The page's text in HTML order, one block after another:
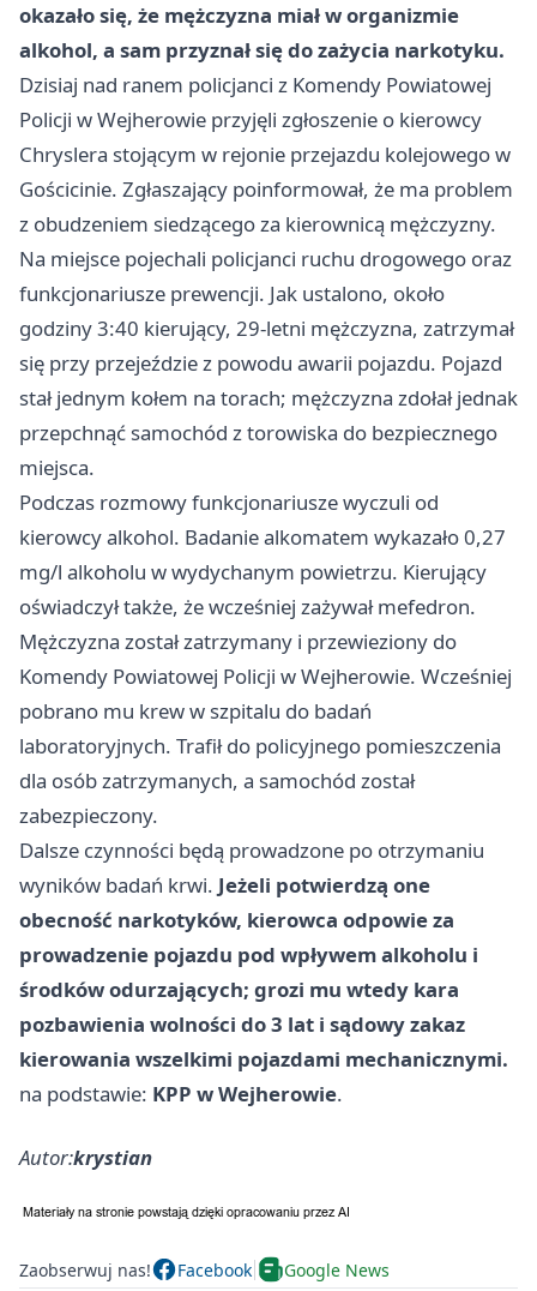
okazało się, że mężczyzna miał w organizmie
alkohol, a sam przyznał się do zażycia narkotyku.
Dzisiaj nad ranem policjanci z Komendy Powiatowej
Policji w Wejherowie przyjęli zgłoszenie o kierowcy
Chryslera stojącym w rejonie przejazdu kolejowego w
Gościcinie. Zgłaszający poinformował, że ma problem
z obudzeniem siedzącego za kierownicą mężczyzny.
Na miejsce pojechali policjanci ruchu drogowego oraz
funkcjonariusze prewencji. Jak ustalono, około
godziny 3:40 kierujący, 29-letni mężczyzna, zatrzymał
się przy przejeździe z powodu awarii pojazdu. Pojazd
stał jednym kołem na torach; mężczyzna zdołał jednak
przepchnąć samochód z torowiska do bezpiecznego
miejsca.
Podczas rozmowy funkcjonariusze wyczuli od
kierowcy alkohol. Badanie alkomatem wykazało 0,27
mg/l alkoholu w wydychanym powietrzu. Kierujący
oświadczył także, że wcześniej zażywał mefedron.
Mężczyzna został zatrzymany i przewieziony do
Komendy Powiatowej Policji w Wejherowie. Wcześniej
pobrano mu krew w szpitalu do badań
laboratoryjnych. Trafił do policyjnego pomieszczenia
dla osób zatrzymanych, a samochód został
zabezpieczony.
Dalsze czynności będą prowadzone po otrzymaniu
wyników badań krwi. Jeżeli potwierdzą one
obecność narkotyków, kierowca odpowie za
prowadzenie pojazdu pod wpływem alkoholu i
środków odurzających; grozi mu wtedy kara
pozbawienia wolności do 3 lat i sądowy zakaz
kierowania wszelkimi pojazdami mechanicznymi.
na podstawie: KPP w Wejherowie.
Autor:krystian
Zaobserwuj nas! Facebook Google News